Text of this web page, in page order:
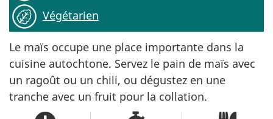
Végétarien
Le maïs occupe une place importante dans la
cuisine autochtone. Servez le pain de maïs avec
un ragoût ou un chili, ou dégustez en une
tranche avec un fruit pour la collation.